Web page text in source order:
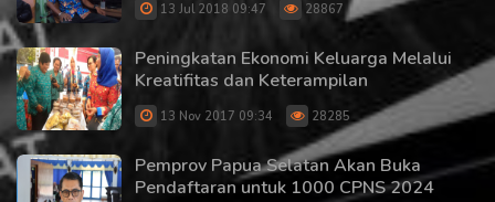
13 Jul 2018 09:47 28867
Peningkatan Ekonomi Keluarga Melalui
Kreatifitas dan Keterampilan
13 Nov 2017 09:34 28285
Pemprov Papua Selatan Akan Buka
Pendaftaran untuk 1000 CPNS 2024